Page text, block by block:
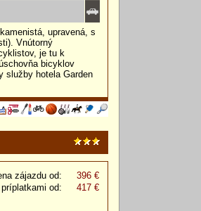
upravená, s
Vnútorný
je tu k
bicyklov
služby hotela Garden
zájazdu od:
396 €
od:
417 €